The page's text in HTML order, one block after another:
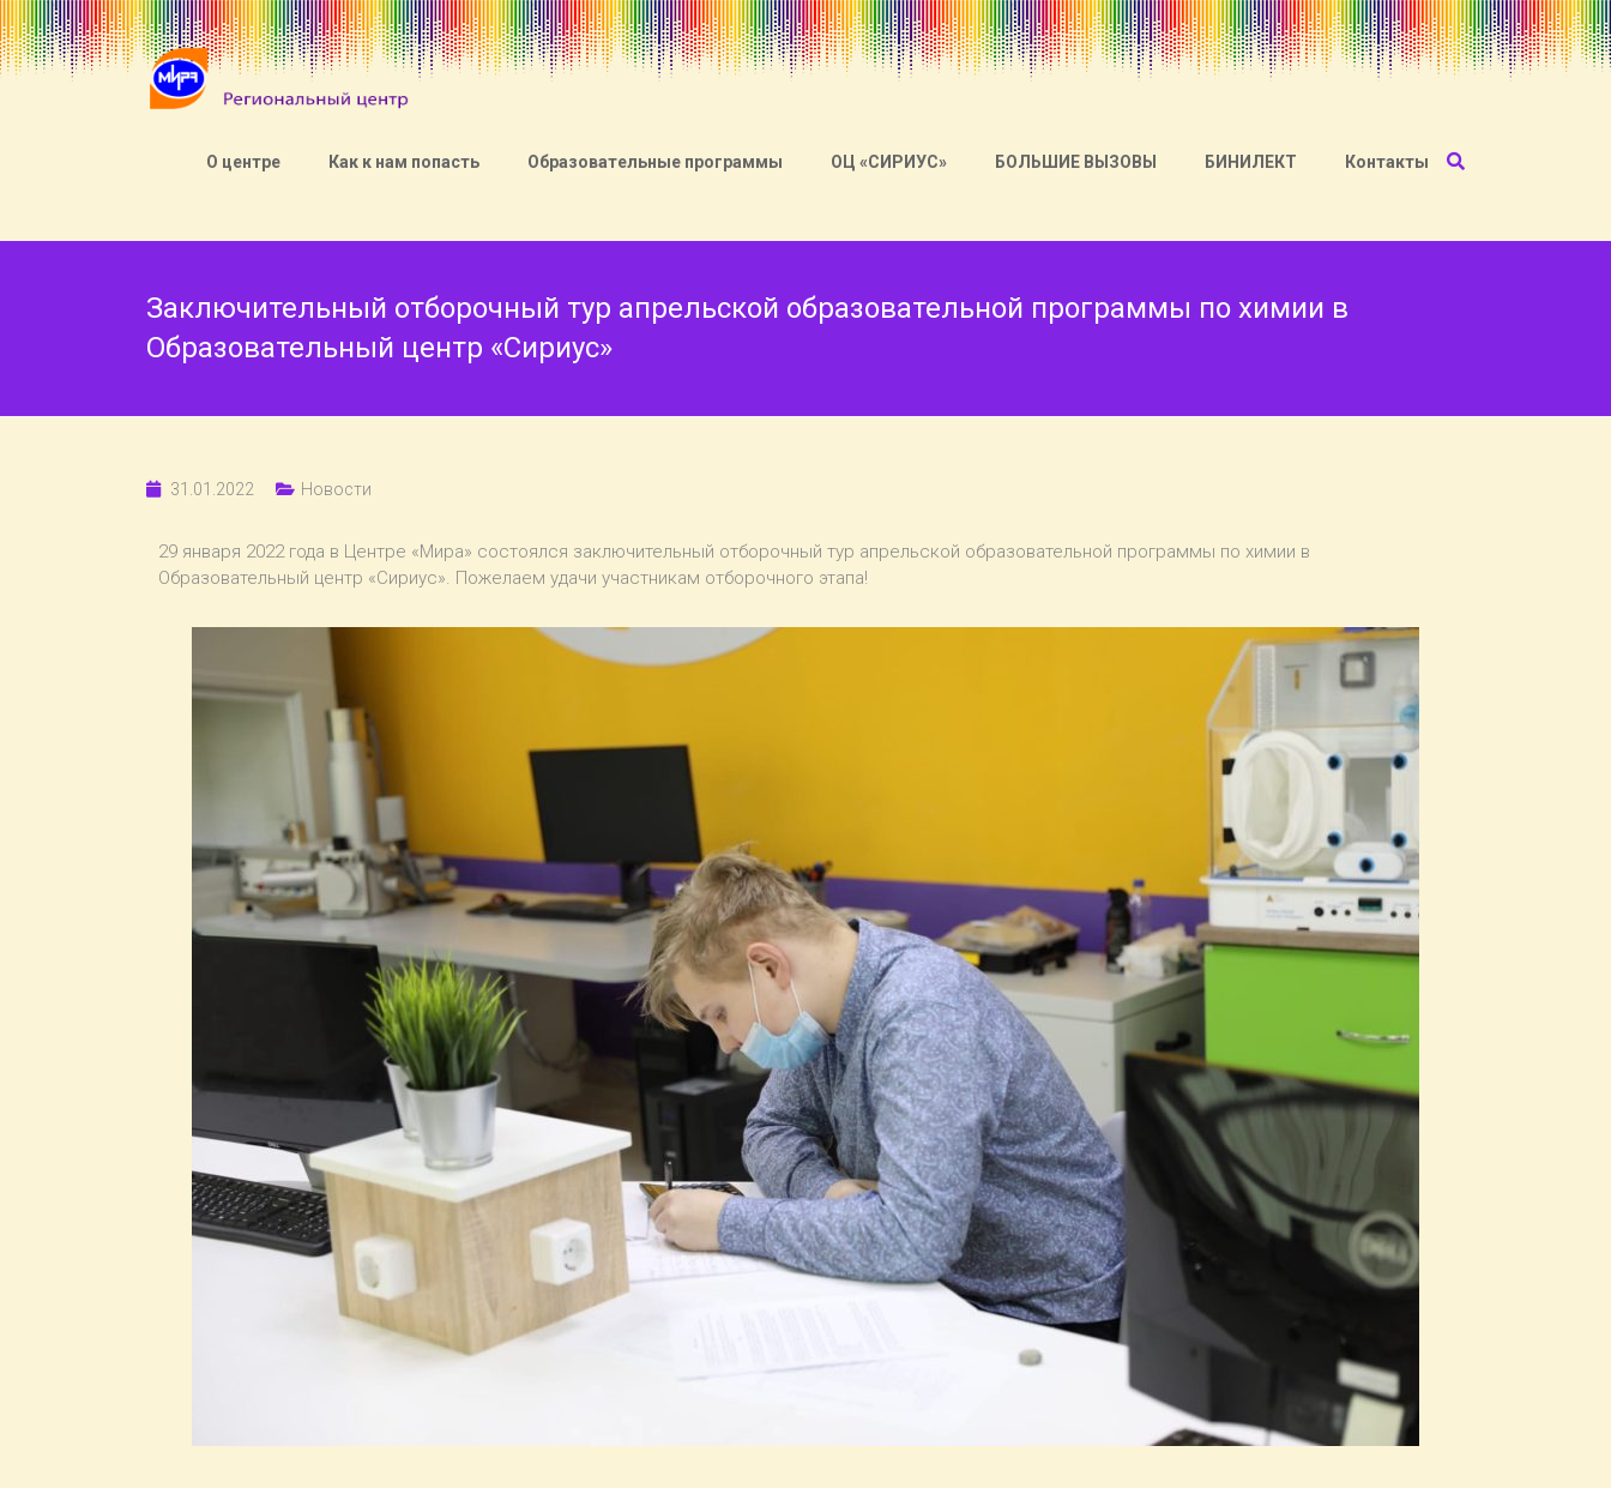
О центре Как к нам попасть Образовательные программы ОЦ «СИРИУС» БОЛЬШИЕ ВЫЗОВЫ БИНИЛЕКТ Контакты
Заключительный отборочный тур апрельской образовательной программы по химии в
Образовательный центр «Сириус»
31.01.2022 Новости
29 января 2022 года в Центре «Мира» состоялся заключительный отборочный тур апрельской образовательной программы по химии в
Образовательный центр «Сириус». Пожелаем удачи участникам отборочного этапа!